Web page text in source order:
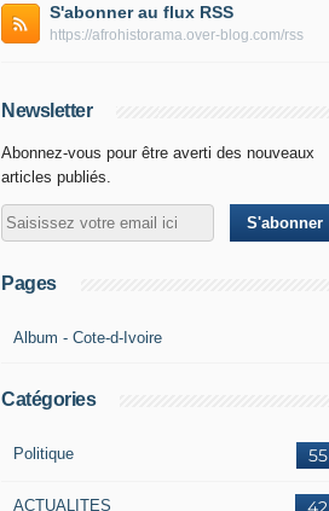
S'abonner au flux RSS
https://afrohistorama.over-blog.com/rss
Newsletter
Abonnez-vous pour être averti des nouveaux
articles publiés.
Pages
Album - Cote-d-Ivoire
Catégories
55
Politique
ACTUALITES